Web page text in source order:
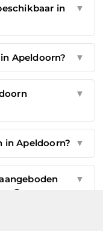
in
▼
Apeldoorn? ▼
▼
in Apeldoorn? ▼
▼